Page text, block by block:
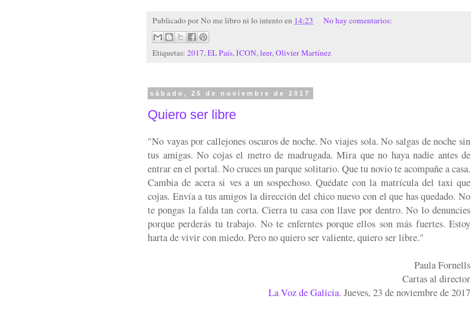
Publicado porNo me libro ni lo intentoen 14:23 No hay comentarios:
Etiquetas: 2017,EL País,ICON,leer,Olivier Martínez
sábado, 25 de noviembre de 2017
Quiero ser libre
"No vayas por callejones oscuros de noche. No viajes sola. No salgas de noche sin
tus amigas. No cojas el metro de madrugada. Mira que no haya nadie antes de
entrar en el portal. No cruces un parque solitario. Que tu novio te acompañe a casa.
Cambia de acera si ves a un sospechoso. Quédate con la matrícula del taxi que
cojas. Envía a tus amigos la dirección del chico nuevo con el que has quedado. No
te pongas la falda tan corta. Cierra tu casa con llave por dentro. No lo denuncies
porque perderás tu trabajo. No te enferntes porque ellos son más fuertes. Estoy
harta de vivir con miedo. Pero no quiero ser valiente, quiero ser libre."
Paula Fornells
Cartas al director
La Voz de Galicia. Jueves, 23 de noviembre de 2017